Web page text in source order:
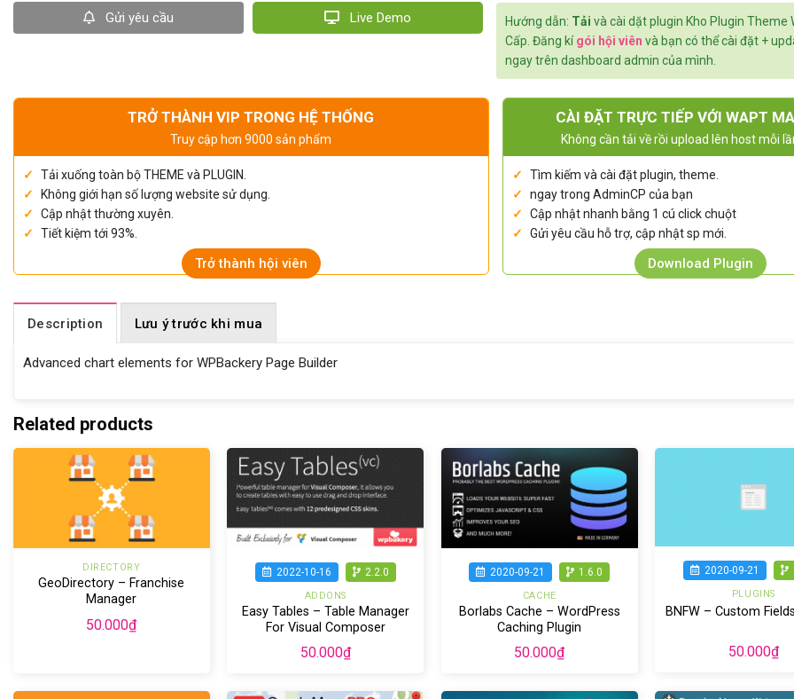
Gửi yêu cầu Live Demo Hướng dẫn: Tải và cài dặt plugin Kho Plugin Theme
Cấp. Đăng kígói hội viên và bạn có thể cài đặt +
ngay trên dashboard admin của mình.
TRỞ THÀNH VIP TRONG HỆ THỐNG
Truy cập hơn 9000 sản phẩm
Tải xuống toàn bộ THEME và PLUGIN.
Không giới hạn số lượng website sử dụng.
Cập nhật thường xuyên.
Tiết kiệm tới 93%.
Trở thành hội viên
CÀI ĐẶT TRỰC TIẾP VỚI WAPT
Không cần tải về rồi upload lên host mỗi
Tìm kiếm và cài đặt plugin, theme.
ngay trong AdminCP của bạn
Cập nhật nhanh bằng 1 cú click chuột
Gửi yêu cầu hỗ trợ, cập nhật sp mới.
Download Plugin
Description Lưu ý trước khi mua
Advanced chart elements for WPBackery Page Builder
Related products
DIRECTORY
GeoDirectory – Franchise
Manager
50.000₫
2022-10-16 2.2.0
ADDONS
Easy Tables – Table Manager
For Visual Composer
50.000₫
2020-09-21 1.6.0
CACHE
Borlabs Cache – WordPress
Caching Plugin
50.000₫
2020-09-21
PLUGINS
BNFW – Custom
50.000₫